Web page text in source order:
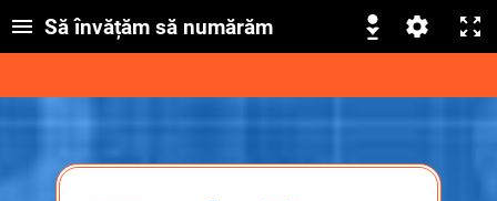
Să învățăm să numărăm